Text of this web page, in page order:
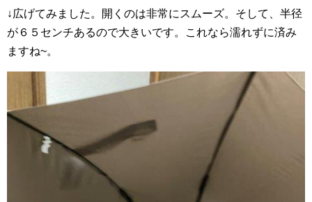
↓広げてみました。開くのは非常にスムーズ。そして、半径
が６５センチあるので大きいです。これなら濡れずに済み
ますね~。